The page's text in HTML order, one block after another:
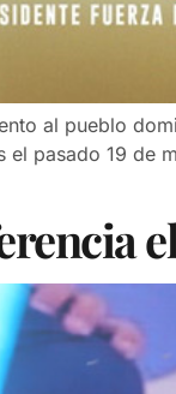
al pueblo
pasado 19 de